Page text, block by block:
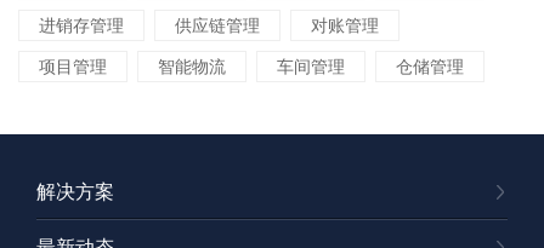
进销存管理 供应链管理 对账管理
项目管理 智能物流 车间管理 仓储管理
解决方案